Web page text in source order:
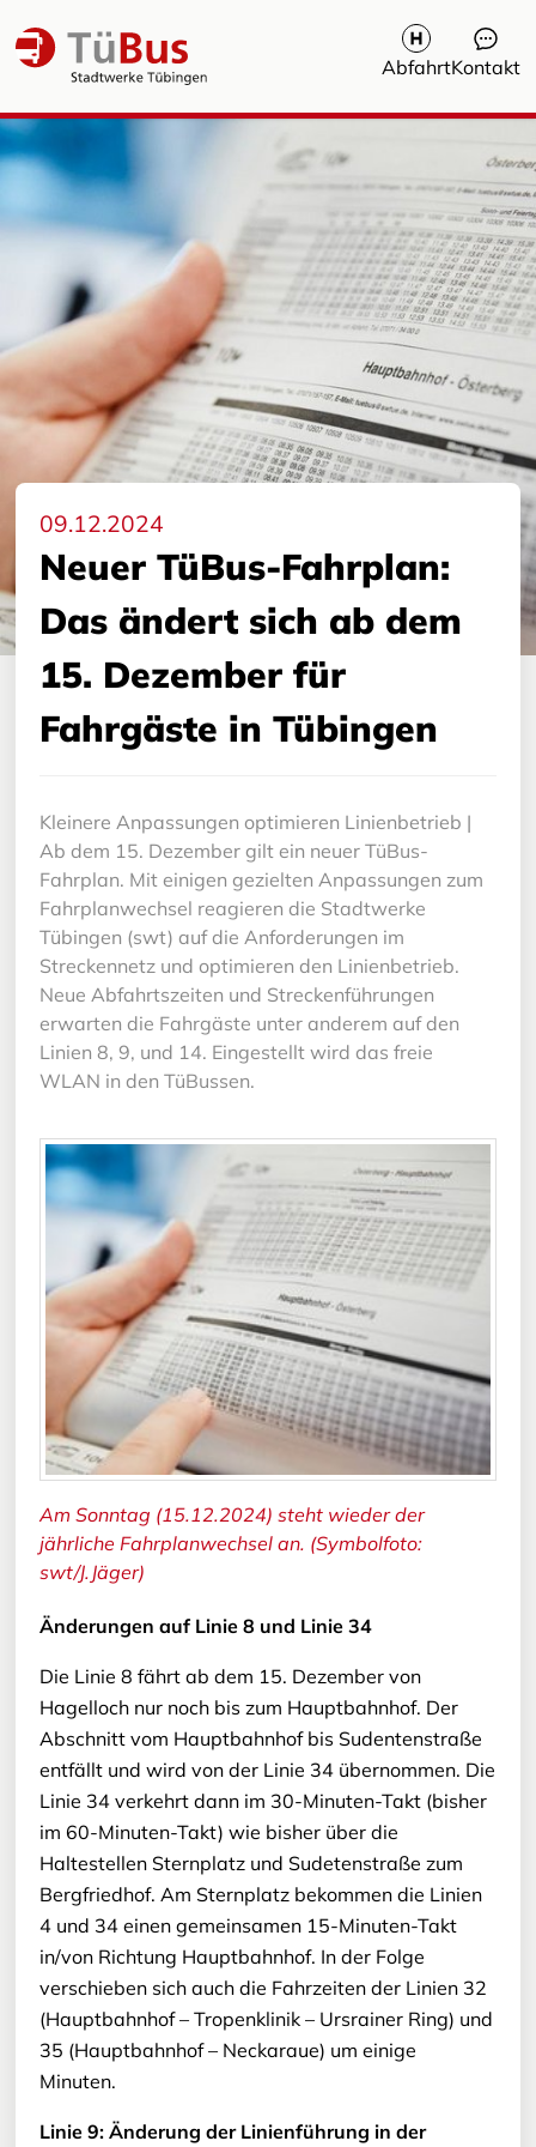
AbfahrtKontakt
09.12.2024
Neuer TüBus-Fahrplan:
Das ändert sich ab dem
15. Dezember für
Fahrgäste in Tübingen
Kleinere Anpassungen optimieren Linienbetrieb |
Ab dem 15. Dezember gilt ein neuer TüBus-
Fahrplan. Mit einigen gezielten Anpassungen zum
Fahrplanwechsel reagieren die Stadtwerke
Tübingen (swt) auf die Anforderungen im
Streckennetz und optimieren den Linienbetrieb.
Neue Abfahrtszeiten und Streckenführungen
erwarten die Fahrgäste unter anderem auf den
Linien 8, 9, und 14. Eingestellt wird das freie
WLAN in den TüBussen.
Am Sonntag (15.12.2024) steht wieder der
jährliche Fahrplanwechsel an. (Symbolfoto:
swt/J.Jäger)
Änderungen auf Linie 8 und Linie 34
Die Linie 8 fährt ab dem 15. Dezember von
Hagelloch nur noch bis zum Hauptbahnhof. Der
Abschnitt vom Hauptbahnhof bis Sudentenstraße
entfällt und wird von der Linie 34 übernommen. Die
Linie 34 verkehrt dann im 30-Minuten-Takt (bisher
im 60-Minuten-Takt) wie bisher über die
Haltestellen Sternplatz und Sudetenstraße zum
Bergfriedhof. Am Sternplatz bekommen die Linien
4 und 34 einen gemeinsamen 15-Minuten-Takt
in/von Richtung Hauptbahnhof. In der Folge
verschieben sich auch die Fahrzeiten der Linien 32
(Hauptbahnhof – Tropenklinik – Ursrainer Ring) und
35 (Hauptbahnhof – Neckaraue) um einige
Minuten.
Linie 9: Änderung der Linienführung in der
FAQ / Häufige Fragen
Verkehrsmeldungen
Nachrichten und Pressemeldungen
TüBus bei Veranstaltungen
Nacht-SAM
Barrierefreier TüBus